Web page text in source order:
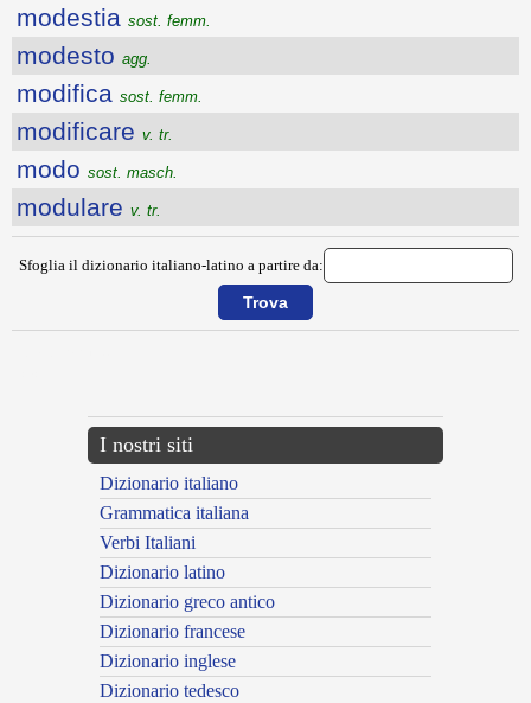
modestia sost. femm.
modesto agg.
modifica sost. femm.
modificare v. tr.
modo sost. masch.
modulare v. tr.
Sfoglia il dizionario italiano-latino a partire da:
I nostri siti
Dizionario italiano
Grammatica italiana
Verbi Italiani
Dizionario latino
Dizionario greco antico
Dizionario francese
Dizionario inglese
Dizionario tedesco